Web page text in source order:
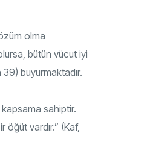
olma
bütün vücut iyi
buyurmaktadır.
kapsama sahiptir.
öğüt vardır.” (Kaf,